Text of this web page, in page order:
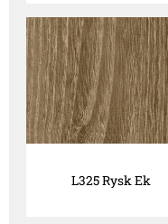
L325 Rysk Ek